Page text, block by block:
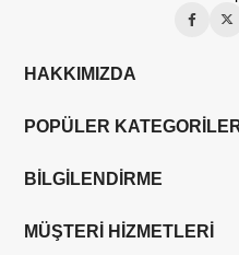
HAKKIMIZDA
POPÜLER
BİLGİLENDİRME
MÜŞTERİ HİZMETLERİ